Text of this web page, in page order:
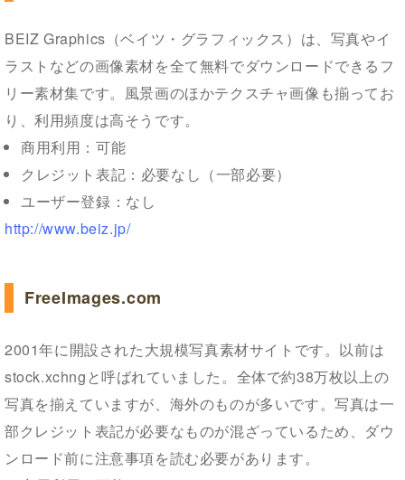
BEIZ Graphics（ベイツ・グラフィックス）は、写真やイ
ラストなどの画像素材を全て無料でダウンロードできるフ
リー素材集です。風景画のほかテクスチャ画像も揃ってお
り、利用頻度は高そうです。
商用利用：可能
クレジット表記：必要なし（一部必要）
ユーザー登録：なし
http://www.beiz.jp/
FreeImages.com
2001年に開設された大規模写真素材サイトです。以前は
stock.xchngと呼ばれていました。全体で約38万枚以上の
写真を揃えていますが、海外のものが多いです。写真は一
部クレジット表記が必要なものが混ざっているため、ダウ
ンロード前に注意事項を読む必要があります。